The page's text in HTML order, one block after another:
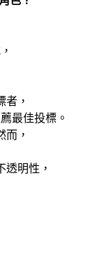
者，
最佳投標。
而，
透明性，